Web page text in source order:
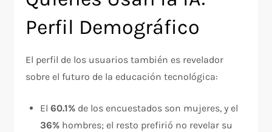
Perfil Demográfico
El perfil de los usuarios también es revelador
sobre el futuro de la educación tecnológica:
El60.1% de los encuestados son mujeres, y el
36% hombres; el resto prefirió no revelar su